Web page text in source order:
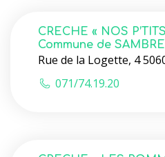
CRECHE « NOS
Commune de
Rue de la Logette, 4
071/74.19.20